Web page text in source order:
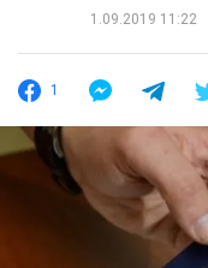
1.09.2019 11:22
1